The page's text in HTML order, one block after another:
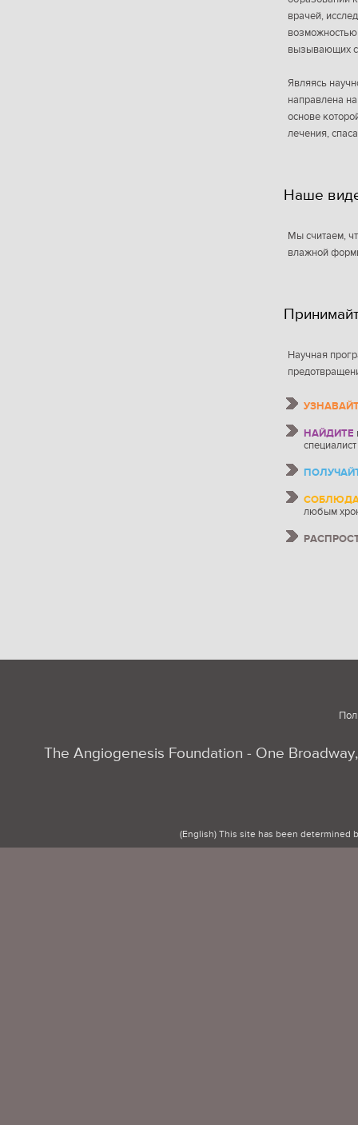
врачей,
вызывающих
Являясь
направлена
основе
лечения,
Наше
Мы считаем,
влажной
Научная
НАЙДИТЕ
любым
The Angiogenesis Foundation - One
(English) This site has been determined